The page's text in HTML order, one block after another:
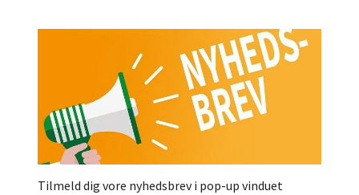
Tilmeld dig vore nyhedsbrev i pop-up vinduet